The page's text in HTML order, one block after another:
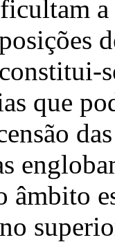
que
âmbito